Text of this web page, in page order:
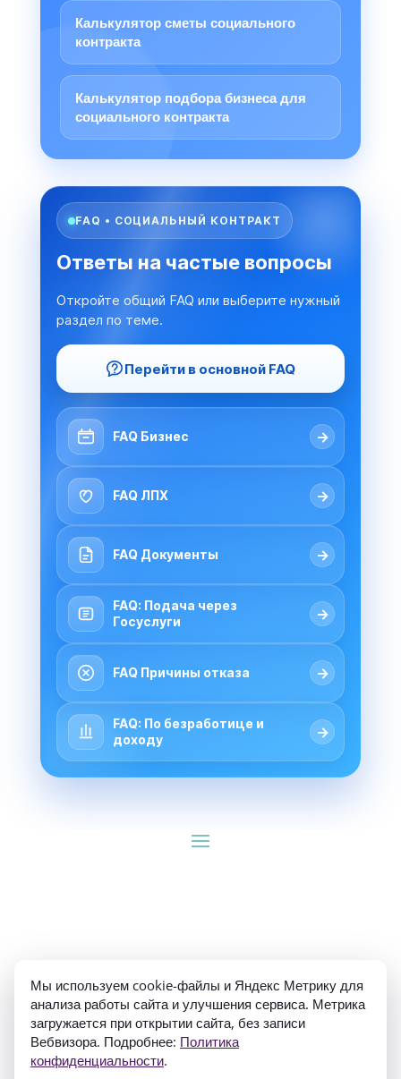
Калькулятор сметы социального
контракта
Калькулятор подбора бизнеса для
социального контракта
FAQ • СОЦИАЛЬНЫЙ КОНТРАКТ
Ответы на частые вопросы
Откройте общий FAQ или выберите нужный
раздел по теме.
Перейти в основной FAQ
FAQ Бизнес →
FAQ ЛПХ →
FAQ Документы →
FAQ: Подача через
Госуслуги
→
FAQ Причины отказа →
FAQ: По безработице и
доходу
→
ИП Гуляев Е.А. ОГРН 310784709900570 ИНН
781020474307
Мы используем cookie-файлы и Яндекс Метрику для
анализа работы сайта и улучшения сервиса. Метрика
загружается при открытии сайта, без записи
Вебвизора. Подробнее: Политика
конфиденциальности.